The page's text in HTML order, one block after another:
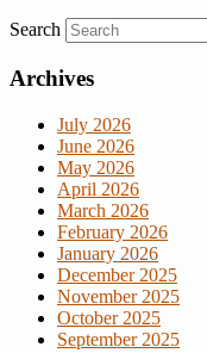
Search
Archives
July 2026
June 2026
May 2026
April 2026
March 2026
February 2026
January 2026
December 2025
November 2025
October 2025
September 2025